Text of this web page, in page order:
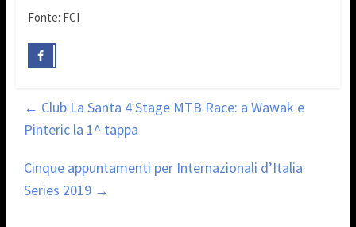
Fonte: FCI
← Club La Santa 4 Stage MTB Race: a Wawak e
Pinteric la 1^ tappa
Cinque appuntamenti per Internazionali d’Italia
Series 2019 →